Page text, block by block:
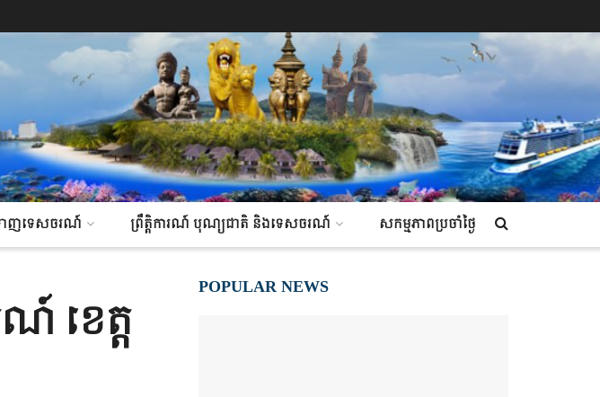
ាញទេសចរណ៍ ព្រឹត្តិការណ៍ បុណ្យជាតិ និងទេសចរណ៍ សកម្មភាពប្រចាំថ្ងៃ
ខេត្ត
POPULAR NEWS